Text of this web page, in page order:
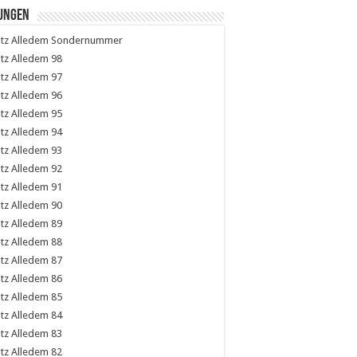
Sondernummer
98
97
96
95
94
93
92
91
90
89
88
87
86
85
84
83
82